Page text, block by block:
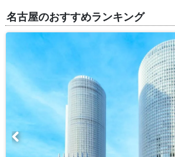
名古屋のおすすめランキング